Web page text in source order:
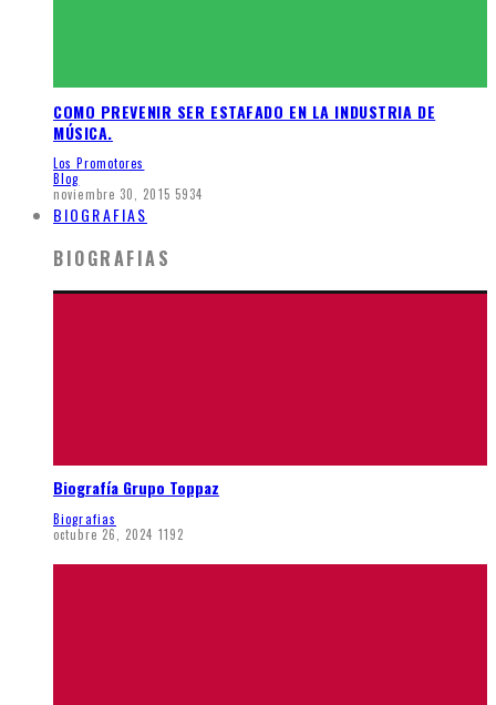
COMO PREVENIR SER ESTAFADO EN LA INDUSTRIA DE
MÚSICA.
Los Promotores
Blog
noviembre 30, 2015 5934
BIOGRAFIAS
BIOGRAFIAS
Biografía Grupo Toppaz
Biografias
octubre 26, 2024 1192